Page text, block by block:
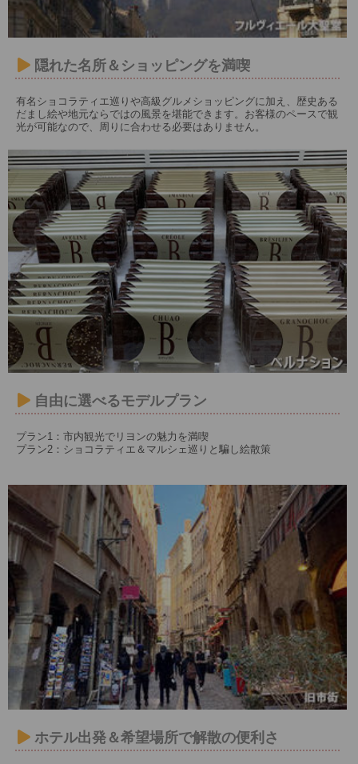
隠れた名所＆ショッピングを満喫
有名ショコラティエ巡りや高級グルメショッピングに加え、歴史ある
だまし絵や地元ならではの風景を堪能できます。お客様のペースで観
光が可能なので、周りに合わせる必要はありません。
自由に選べるモデルプラン
プラン1：市内観光でリヨンの魅力を満喫
プラン2：ショコラティエ＆マルシェ巡りと騙し絵散策
ホテル出発＆希望場所で解散の便利さ